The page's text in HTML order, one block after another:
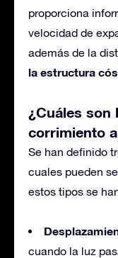
proporciona
velocidad de
además de la
la estructura
¿Cuáles son
corrimiento
Se han definido
cuales pueden
estos tipos se
cuando la luz